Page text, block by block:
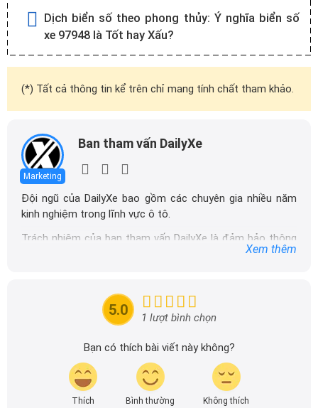
Dịch biển số theo phong thủy: Ý nghĩa biển số
xe 97948 là Tốt hay Xấu?
(*) Tất cả thông tin kể trên chỉ mang tính chất tham khảo.
Marketing
Ban tham vấn DailyXe
Đội ngũ của DailyXe bao gồm các chuyên gia nhiều năm
kinh nghiệm trong lĩnh vực ô tô.
Trách nhiệm của ban tham vấn DailyXe là đảm bảo thông
tin chính xác được đăng tải trên dailyxe.com.vn, thường
tin nhanh chóng và dễ dàng hơn.
Xem thêm
5.0 1 lượt bình chọn
Bạn có thích bài viết này không?
Thích Bình thường Không thích